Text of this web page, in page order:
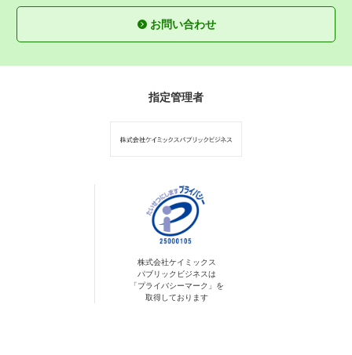
お問い合わせ
指定管理者
株式会社ケイミックス
パブリックビジネスは
「プライバシーマーク」を
取得しております